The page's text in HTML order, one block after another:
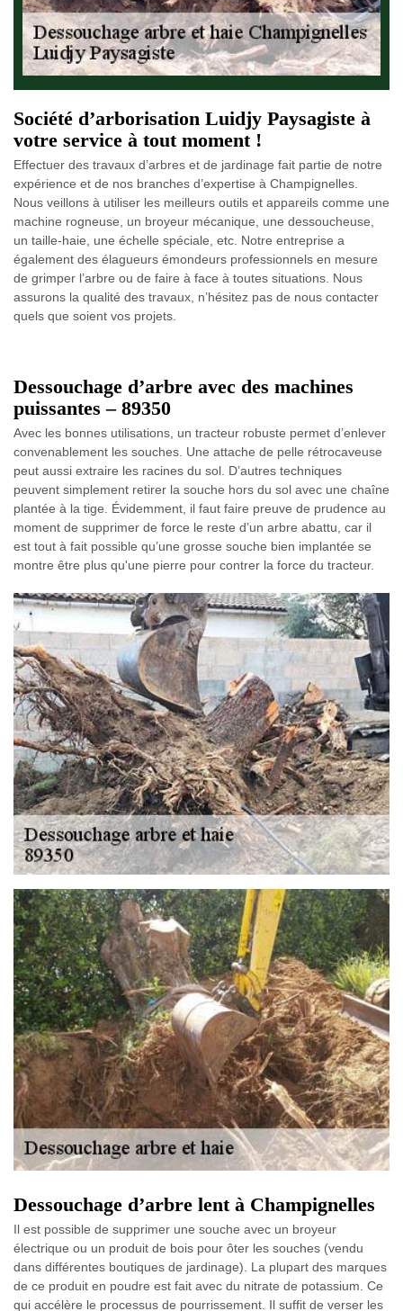
Société d’arborisation Luidjy Paysagiste à
votre service à tout moment !
Effectuer des travaux d’arbres et de jardinage fait partie de notre
expérience et de nos branches d’expertise à Champignelles.
Nous veillons à utiliser les meilleurs outils et appareils comme une
machine rogneuse, un broyeur mécanique, une dessoucheuse,
un taille-haie, une échelle spéciale, etc. Notre entreprise a
également des élagueurs émondeurs professionnels en mesure
de grimper l’arbre ou de faire à face à toutes situations. Nous
assurons la qualité des travaux, n’hésitez pas de nous contacter
quels que soient vos projets.
Dessouchage d’arbre avec des machines
puissantes – 89350
Avec les bonnes utilisations, un tracteur robuste permet d’enlever
convenablement les souches. Une attache de pelle rétrocaveuse
peut aussi extraire les racines du sol. D’autres techniques
peuvent simplement retirer la souche hors du sol avec une chaîne
plantée à la tige. Évidemment, il faut faire preuve de prudence au
moment de supprimer de force le reste d’un arbre abattu, car il
est tout à fait possible qu’une grosse souche bien implantée se
montre être plus qu'une pierre pour contrer la force du tracteur.
Dessouchage d’arbre lent à Champignelles
Il est possible de supprimer une souche avec un broyeur
électrique ou un produit de bois pour ôter les souches (vendu
dans différentes boutiques de jardinage). La plupart des marques
de ce produit en poudre est fait avec du nitrate de potassium. Ce
qui accélère le processus de pourrissement. Il suffit de verser les